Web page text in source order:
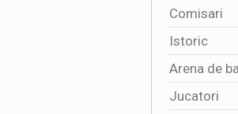
Comisari
Istoric
Arena de
Jucatori